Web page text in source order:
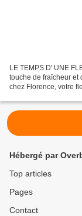
LE TEMPS D' UNE
touche de fraîcheur et
chez Florence, votre
Hébergé par
Top articles
Pages
Contact